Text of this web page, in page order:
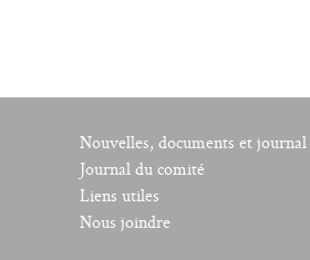
Nouvelles, documents et journal
Journal du comité
Liens utiles
Nous joindre